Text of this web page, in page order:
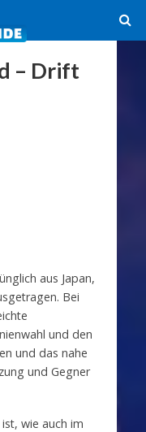
– Drift
aus Japan,
Bei
und den
und das nahe
und Gegner
wie auch im